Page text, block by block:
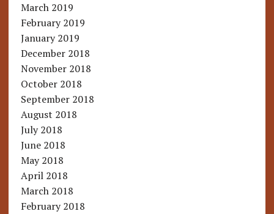
March 2019
February 2019
January 2019
December 2018
November 2018
October 2018
September 2018
August 2018
July 2018
June 2018
May 2018
April 2018
March 2018
February 2018